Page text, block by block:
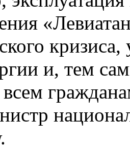
и, тем